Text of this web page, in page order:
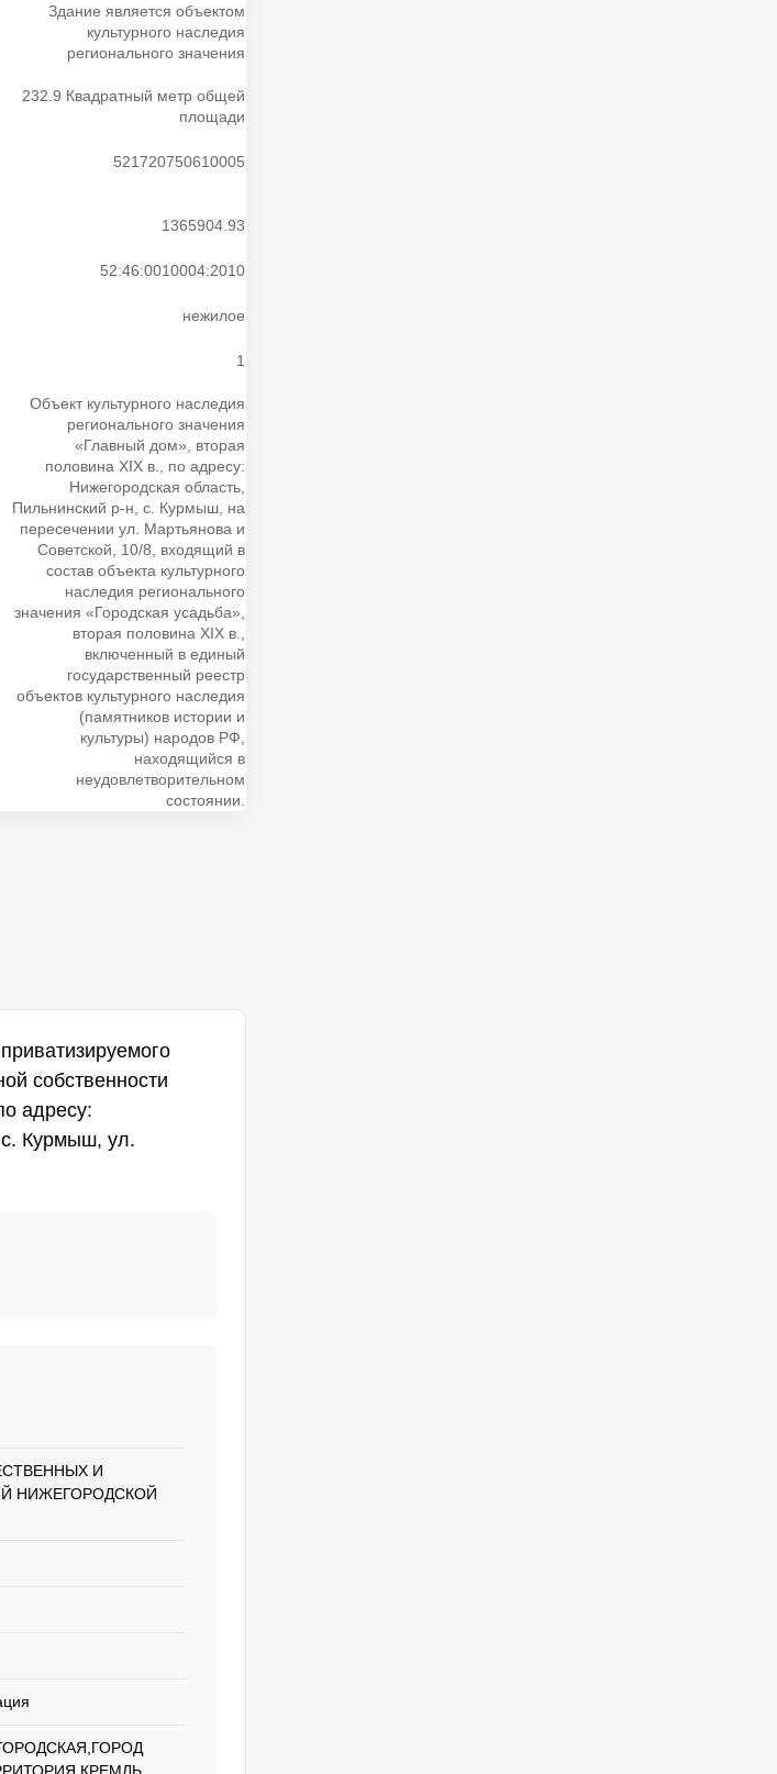
Здание является объектом
культурного наследия
регионального значения
232.9 Квадратный метр общей
площади
521720750610005
1365904.93
52:46:0010004:2010
нежилое
1
Объект культурного наследия
регионального значения
«Главный дом», вторая
половина XIX в., по адресу:
Нижегородская область,
Пильнинский р-н, с. Курмыш, на
пересечении ул. Мартьянова и
Советской, 10/8, входящий в
состав объекта культурного
наследия регионального
значения «Городская усадьба»,
вторая половина XIX в.,
включенный в единый
государственный реестр
объектов культурного наследия
(памятников истории и
культуры) народов РФ,
находящийся в
неудовлетворительном
состоянии.
собственности
адресу:
с. Курмыш, ул.
И
НИЖЕГОРОДСКОЙ